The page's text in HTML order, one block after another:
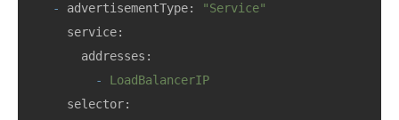
-
advertisementType:
"Service"
service:
addresses:
-
LoadBalancerIP
selector: